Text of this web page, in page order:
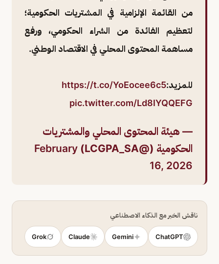
من القائمة الإلزامية في المشتريات الحكومية؛
لتعظيم الفائدة من الشراء الحكومي، ورفع
مساهمة المحتوى المحلي في الاقتصاد الوطني.
للمزيد:https://t.co/YoEocee6c5
pic.twitter.com/Ld8IYQQEFG
— هيئة المحتوى المحلي والمشتريات
الحكومية (@LCGPA_SA)
February
16, 2026
ناقش الخبر مع الذكاء الاصطناعي
ChatGPT
Gemini
Claude
Grok